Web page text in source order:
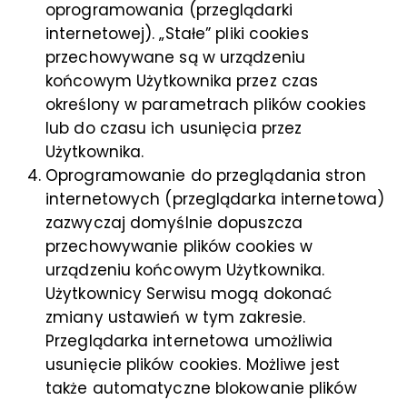
oprogramowania (przeglądarki
internetowej). „Stałe” pliki cookies
przechowywane są w urządzeniu
końcowym Użytkownika przez czas
określony w parametrach plików cookies
lub do czasu ich usunięcia przez
Użytkownika.
Oprogramowanie do przeglądania stron
internetowych (przeglądarka internetowa)
zazwyczaj domyślnie dopuszcza
przechowywanie plików cookies w
urządzeniu końcowym Użytkownika.
Użytkownicy Serwisu mogą dokonać
zmiany ustawień w tym zakresie.
Przeglądarka internetowa umożliwia
usunięcie plików cookies. Możliwe jest
także automatyczne blokowanie plików